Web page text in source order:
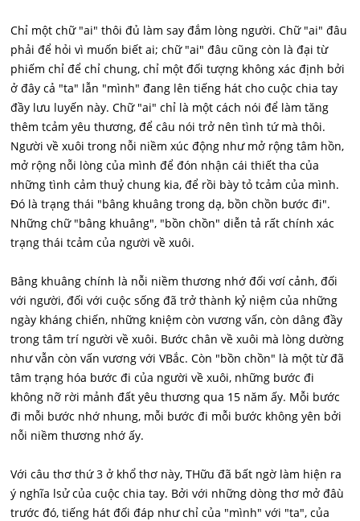
Chỉ một chữ "ai" thôi đủ làm say đắm lòng người. Chữ "ai" đâu
phải để hỏi vì muốn biết ai; chữ "ai" đâu cũng còn là đại từ
phiếm chỉ để chỉ chung, chỉ một đối tượng không xác định bởi
ở đây cả "ta" lẫn "mình" đang lên tiếng hát cho cuộc chia tay
đầy lưu luyến này. Chữ "ai" chỉ là một cách nói để làm tăng
thêm tcảm yêu thương, để câu nói trở nên tình tứ mà thôi.
Người về xuôi trong nỗi niềm xúc động như mở rộng tâm hồn,
mở rộng nỗi lòng của mình để đón nhận cái thiết tha của
những tình cảm thuỷ chung kia, để rồi bày tỏ tcảm của mình.
Đó là trạng thái "bâng khuâng trong dạ, bồn chồn bước đi".
Những chữ "bâng khuâng", "bồn chồn" diễn tả rất chính xác
trạng thái tcảm của người về xuôi.
Bâng khuâng chính là nỗi niềm thương nhớ đối vơí cảnh, đối
với người, đối với cuộc sống đã trở thành kỷ niệm của những
ngày kháng chiến, những kniệm còn vương vấn, còn dâng đầy
trong tâm trí người về xuôi. Bước chân về xuôi mà lòng dường
như vẫn còn vấn vương với VBắc. Còn "bồn chồn" là một từ đã
tâm trạng hóa bước đi của người về xuôi, những bước đi
không nỡ rời mảnh đất yêu thương qua 15 năm ấy. Mỗi bước
đi mỗi bước nhớ nhung, mỗi bước đi mỗi bước không yên bởi
nỗi niềm thương nhớ ấy.
Với câu thơ thứ 3 ở khổ thơ này, THữu đã bất ngờ làm hiện ra
ý nghĩa lsử của cuộc chia tay. Bởi với những dòng thơ mở đâù
trước đó, tiếng hát đối đáp như chỉ của "mình" với "ta", của